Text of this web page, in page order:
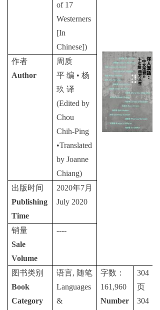
of 17
Westerners
[In
Chinese])
作者
Author
周质
平 编 • 杨
玖 译
(Edited by
Chou
Chih-Ping
•Translated
by Joanne
Chiang)
出版时间
Publishing
Time
2020年7月
July 2020
销量
Sale
Volume
----
图书类别
Book
Category
语言, 随笔
Languages
&
字数：
161,960
Number
304
页
304